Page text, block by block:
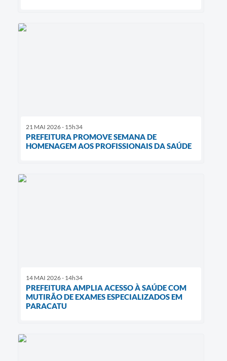
21 MAI 2026 - 15h34
PREFEITURA PROMOVE SEMANA DE
HOMENAGEM AOS PROFISSIONAIS DA SAÚDE
14 MAI 2026 - 14h34
PREFEITURA AMPLIA ACESSO À SAÚDE COM
MUTIRÃO DE EXAMES ESPECIALIZADOS EM
PARACATU